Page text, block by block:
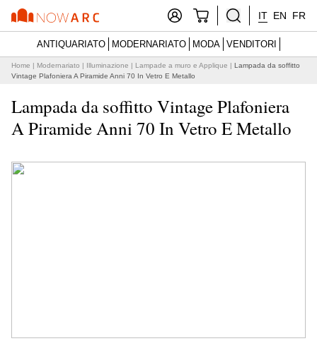
IT EN FR
ANTIQUARIATO MODERNARIATO MODA VENDITORI
Home | Modernariato | Illuminazione | Lampade a muro e Applique | Lampada da soffitto
Vintage Plafoniera A Piramide Anni 70 In Vetro E Metallo
Lampada da soffitto Vintage Plafoniera
A Piramide Anni 70 In Vetro E Metallo